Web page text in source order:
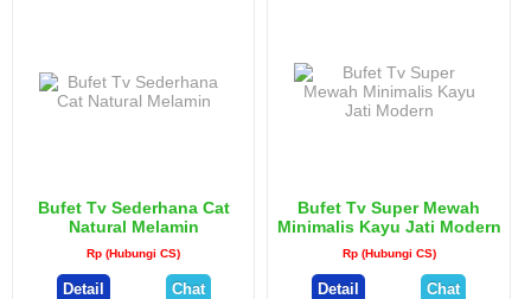
Bufet Tv Sederhana Cat
Natural Melamin
Rp (Hubungi CS)
Detail Chat
Bufet Tv Super Mewah
Minimalis Kayu Jati Modern
Rp (Hubungi CS)
Detail Chat